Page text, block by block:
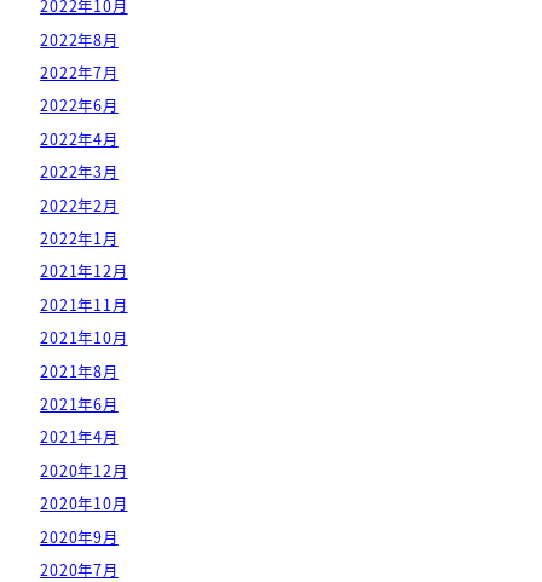
2022年10月
2022年8月
2022年7月
2022年6月
2022年4月
2022年3月
2022年2月
2022年1月
2021年12月
2021年11月
2021年10月
2021年8月
2021年6月
2021年4月
2020年12月
2020年10月
2020年9月
2020年7月